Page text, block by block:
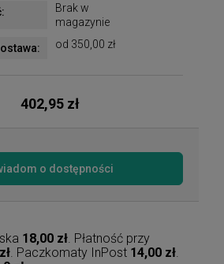
Brak w
magazynie
od 350,00 zł
402,95 zł
o dostępności
18,00 zł . Płatność przy
. Paczkomaty InPost 14,00 zł